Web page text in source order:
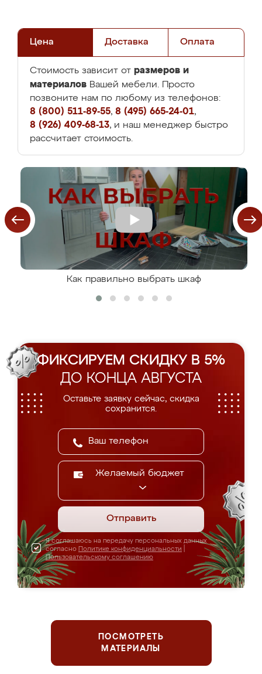
Цена Доставка Оплата
Стоимость зависит от размеров и
материалов Вашей мебели. Просто
позвоните нам по любому из телефонов:
8 (800) 511-89-55, 8 (495) 665-24-01,
8 (926) 409-68-13, и наш менеджер быстро
рассчитает стоимость.
Как правильно выбрать шкаф
ФИКСИРУЕМ СКИДКУ В 5%
ДО КОНЦА АВГУСТА
Оставьте заявку сейчас, скидка
сохранится.
Желаемый бюджет
Отправить
Я соглашаюсь на передачу персональных данных
согласно Политике конфиденциальности
Пользовательскому соглашению
ПОСМОТРЕТЬ
МАТЕРИАЛЫ